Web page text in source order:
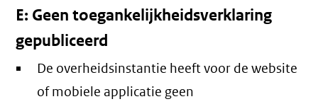
E: Geen toegankelijkheidsverklaring
gepubliceerd
De overheidsinstantie heeft voor de website
of mobiele applicatie geen